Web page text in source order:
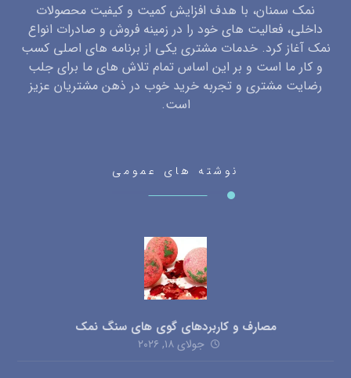
نمک سمنان، با هدف افزایش کمیت و کیفیت محصولات
داخلی، فعالیت های خود را در زمینه فروش و صادرات انواع
نمک آغاز کرد. خدمات مشتری یکی از برنامه های اصلی کسب
و کار ما است و بر این اساس تمام تلاش های ما برای جلب
رضایت مشتری و تجربه خرید خوب در ذهن مشتریان عزیز
است.
نوشته های عمومی
مصارف و کاربردهای گوی های سنگ نمک
جولای ۱۸, ۲۰۲۶